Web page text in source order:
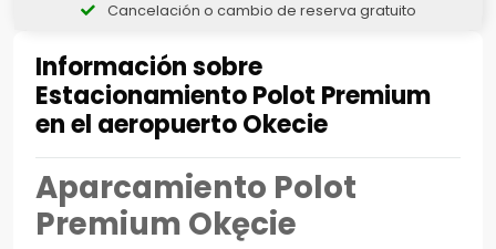
Información sobre
Estacionamiento Polot Premium
en el aeropuerto Okecie
Aparcamiento Polot
Premium Okęcie
Cancelación o cambio de reserva gratuito